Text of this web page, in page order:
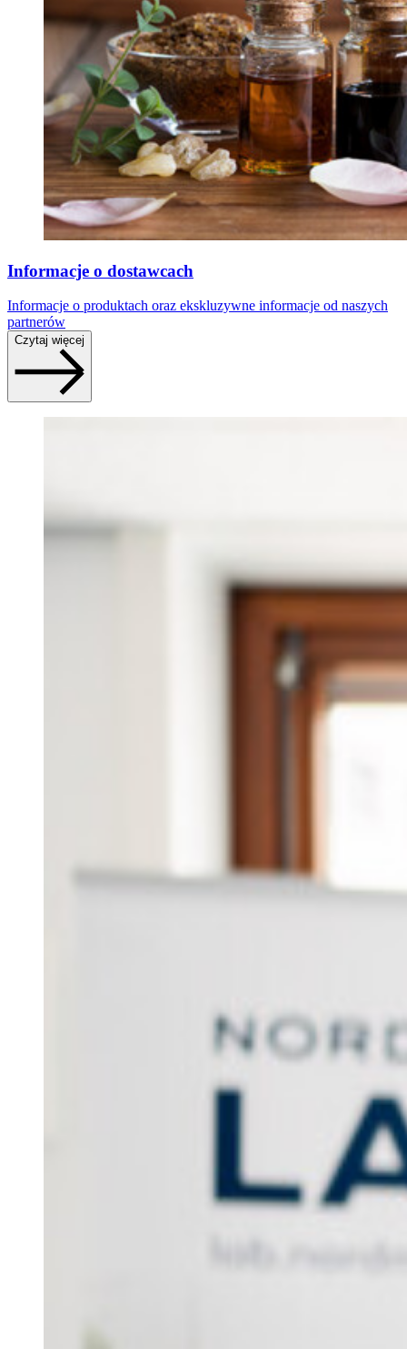
Informacje o dostawcach
Informacje o produktach oraz ekskluzywne informacje od naszych
partnerów
Czytaj więcej